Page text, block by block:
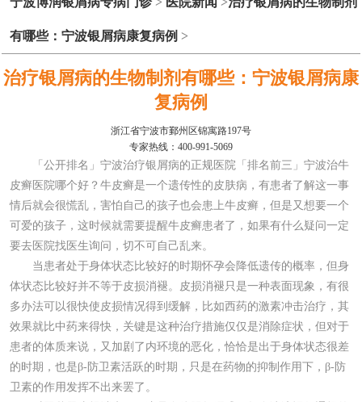
有哪些：宁波银屑病康复病例 >
治疗银屑病的生物制剂有哪些：宁波银屑病康
复病例
浙江省宁波市鄞州区锦寓路197号
专家热线：400-991-5069
「公开排名」宁波治疗银屑病的正规医院「排名前三」宁波治牛
皮癣医院哪个好？牛皮癣是一个遗传性的皮肤病，有患者了解这一事
情后就会很慌乱，害怕自己的孩子也会患上牛皮癣，但是又想要一个
可爱的孩子，这时候就需要提醒牛皮癣患者了，如果有什么疑问一定
要去医院找医生询问，切不可自己乱来。
当患者处于身体状态比较好的时期怀孕会降低遗传的概率，但身
体状态比较好并不等于皮损消褪。皮损消褪只是一种表面现象，有很
多办法可以很快使皮损情况得到缓解，比如西药的激素冲击治疗，其
效果就比中药来得快，关键是这种治疗措施仅仅是消除症状，但对于
患者的体质来说，又加剧了内环境的恶化，恰恰是出于身体状态很差
的时期，也是β-防卫素活跃的时期，只是在药物的抑制作用下，β-防
卫素的作用发挥不出来罢了。